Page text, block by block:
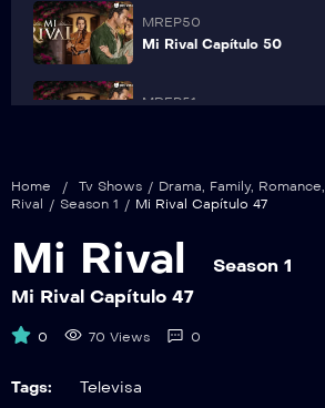
MREP50
Mi Rival Capítulo 50
MREP51
MREP52
Mi Rival Capítulo 52
Home / Tv Shows / Drama, Family, Romance,
Rival
/ Season 1 / Mi Rival Capítulo 47
Mi Rival
Season 1
Mi Rival Capítulo 47
0 70 Views 0
Tags: Televisa